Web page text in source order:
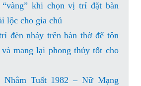
“vàng” khi chọn vị trí đặt bàn
lộc cho gia chủ
đèn nháy trên bàn thờ để tôn
mang lại phong thủy tốt cho
Tuất 1982 – Nữ Mạng